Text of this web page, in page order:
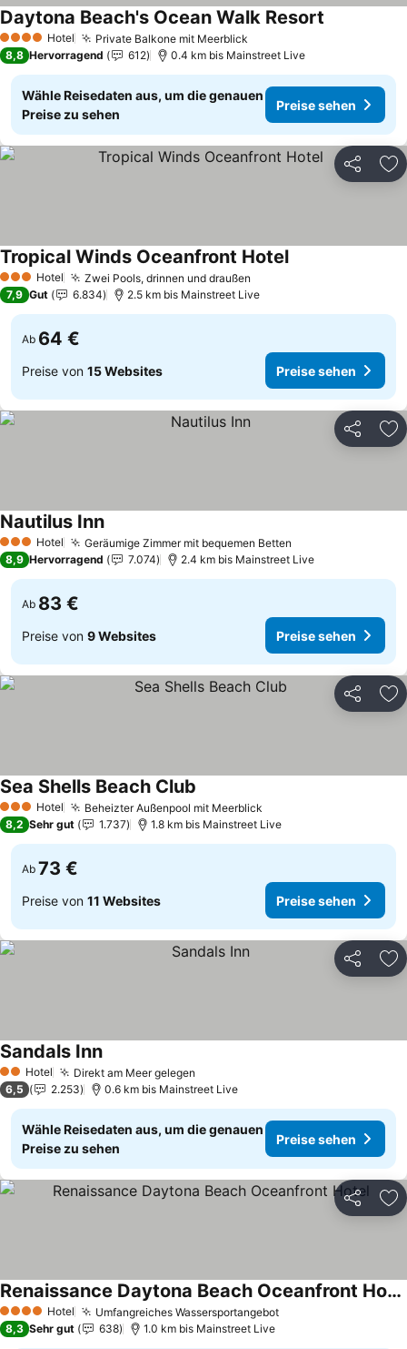
4 Sterne Hotel Private Balkone mit Meerblick
Daytona Beach's Ocean Walk Resort
8,8 Hervorragend 612 0.4 km bis Mainstreet Live
Wähle Reisedaten aus, um die genauen
Preise zu sehen
Preise sehen
Teilen
3 SterneHotel Zwei Pools, drinnen und draußen
Tropical Winds Oceanfront HotelPreise sehen
7,9 Gut 6.834 2.5 km bis Mainstreet Live
Ab 64 €
Preise von 15 Websites Preise sehen
Teilen
3 SterneHotel Geräumige Zimmer mit bequemen Betten
Nautilus InnPreise sehen
8,9 Hervorragend 7.074 2.4 km bis Mainstreet Live
Ab 83 €
Preise von 9 Websites Preise sehen
Teilen
3 SterneHotel Beheizter Außenpool mit Meerblick
Sea Shells Beach Club
8,2 Sehr gut 1.737 1.8 km bis Mainstreet Live
Ab 73 €
Preise von 11 Websites Preise sehen
Teilen
2 Sterne
Hotel Direkt am Meer gelegen
Sandals InnPreise sehen
6,5 2.253 0.6 km bis Mainstreet Live
Wähle Reisedaten aus, um die genauen
Preise zu sehen
Preise sehen
Teilen
4 Sterne Hotel Umfangreiches WassersportangebotPreise sehen
Renaissance Daytona Beach Oceanfront Hotel
Preise sehen
8,3 Sehr gut 638 1.0 km bis Mainstreet Live